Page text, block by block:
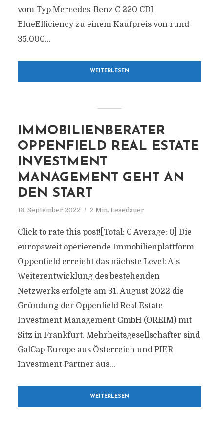
vom Typ Mercedes-Benz C 220 CDI
BlueEfficiency zu einem Kaufpreis von rund
35.000...
WEITERLESEN
IMMOBILIENBERATER
OPPENFIELD REAL ESTATE
INVESTMENT
MANAGEMENT GEHT AN
DEN START
13. September 2022 2 Min. Lesedauer
Click to rate this post![Total: 0 Average: 0] Die
europaweit operierende Immobilienplattform
Oppenfield erreicht das nächste Level: Als
Weiterentwicklung des bestehenden
Netzwerks erfolgte am 31. August 2022 die
Gründung der Oppenfield Real Estate
Investment Management GmbH (OREIM) mit
Sitz in Frankfurt. Mehrheitsgesellschafter sind
GalCap Europe aus Österreich und PIER
Investment Partner aus...
WEITERLESEN